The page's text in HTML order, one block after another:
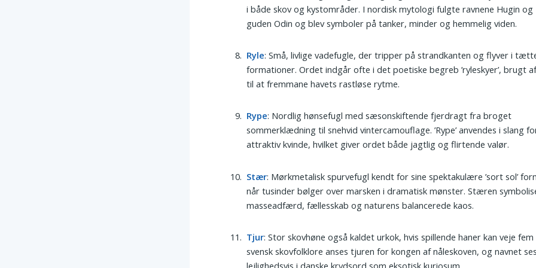
i både skov og kystområder. I nordisk mytologi fulgte ravnene Hugin og
guden Odin og blev symboler på tanker, minder og hemmelig viden.
Ryle: Små, livlige vadefugle, der tripper på strandkanten og flyver i
formationer. Ordet indgår ofte i det poetiske begreb ’ryleskyer’, brugt
til at fremmane havets rastløse rytme.
Rype: Nordlig hønsefugl med sæsonskiftende fjerdragt fra broget
sommerklædning til snehvid vintercamouflage. ’Rype’ anvendes i slang
attraktiv kvinde, hvilket giver ordet både jagtlig og flirtende valør.
Stær: Mørkmetalisk spurvefugl kendt for sine spektakulære ’sort sol’
når tusinder bølger over marsken i dramatisk mønster. Stæren
masseadfærd, fællesskab og naturens balancerede kaos.
Tjur: Stor skovhøne også kaldet urkok, hvis spillende haner kan veje fem
svensk skovfolklore anses tjuren for kongen af nåleskoven, og navnet